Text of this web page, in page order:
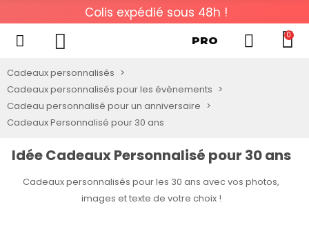
Livraison gratuite dès 50€
PRO 0
Cadeaux personnalisés
Cadeaux personnalisés pour les évènements
Cadeau personnalisé pour un anniversaire
Cadeaux Personnalisé pour 30 ans
Idée Cadeaux Personnalisé pour 30 ans
Cadeaux personnalisés pour les 30 ans avec vos photos,
images et texte de votre choix !